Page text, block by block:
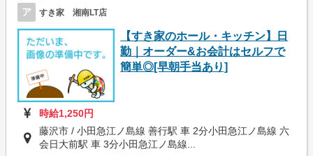
ア すき家 湘南LT店
【すき家のホール・キッチン】日
勤｜オーダー&お会計はセルフで
簡単◎[早朝手当あり]
時給1,250円
藤沢市 / 小田急江ノ島線 善行駅 車 2分小田急江ノ島線 六
会日大前駅 車 3分小田急江ノ島線...